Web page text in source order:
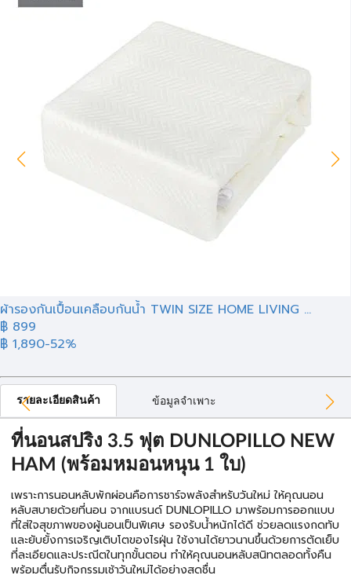
ผ้ารองกันเปื้อนเคลือบกันน้ำ TWIN SIZE HOME LIVING ...
฿ 899
฿ 1,890-52%
รายละเอียดสินค้า ข้อมูลจำเพาะ
ที่นอนสปริง 3.5 ฟุต DUNLOPILLO NEW
HAM (พร้อมหมอนหนุน 1 ใบ)
เพราะการนอนหลับพักผ่อนคือการชาร์จพลังสำหรับวันใหม่ ให้คุณนอน
หลับสบายด้วยที่นอน จากแบรนด์ DUNLOPILLO มาพร้อมการออกแบบ
ที่ใส่ใจสุขภาพของผู้นอนเป็นพิเศษ รองรับน้ำหนักได้ดี ช่วยลดแรงกดทับ
และยับยั้งการเจริญเติบโตของไรฝุ่น ใช้งานได้ยาวนานขึ้นด้วยการตัดเย็บ
ที่ละเอียดและประณีตในทุกขั้นตอน ทำให้คุณนอนหลับสนิทตลอดทั้งคืน
พร้อมตื่นรับกิจกรรมเช้าวันใหม่ได้อย่างสดชื่น